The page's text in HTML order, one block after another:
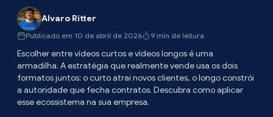
Alvaro Ritter
Publicado em 10 de abril de 2026 9 min de leitura
Escolher entre vídeos curtos e vídeos longos é uma
armadilha. A estratégia que realmente vende usa os dois
formatos juntos: o curto atrai novos clientes, o longo constrói
a autoridade que fecha contratos. Descubra como aplicar
esse ecossistema na sua empresa.